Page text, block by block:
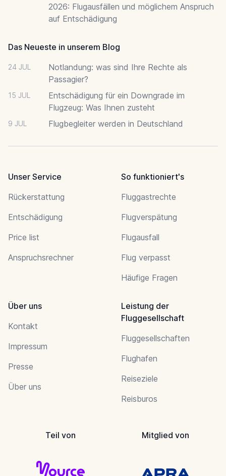
2026: Flugausfällen und möglichem Anspruch
auf Entschädigung
Das Neueste in unserem Blog
24 JUL
Notlandung: was sind Ihre Rechte als
Passagier?
15 JUL
Entschädigung für ein Downgrade im
Flugzeug: Was Ihnen zusteht
9 JUL Flugbegleiter werden in Deutschland
Unser Service
Rückerstattung
Entschädigung
Price list
Anspruchsrechner
So funktioniert's
Fluggastrechte
Flugverspätung
Flugausfall
Flug verpasst
Häufige Fragen
Über uns
Kontakt
Impressum
Presse
Über uns
Leistung der
Fluggesellschaft
Fluggesellschaften
Flughafen
Reiseziele
Reisburos
Teil von Mitglied von